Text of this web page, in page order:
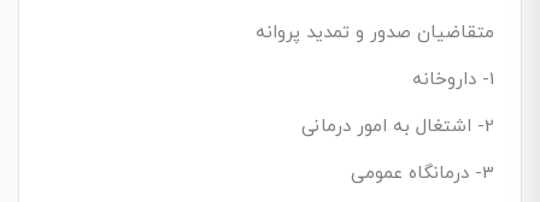
متقاضیان صدور و تمدید پروانه
1- داروخانه
2- اشتغال به امور درمانی
3- درمانگاه عمومی